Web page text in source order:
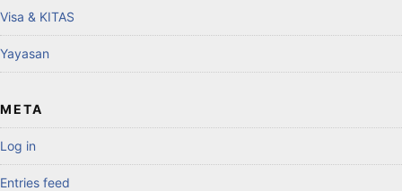
Visa & KITAS
Yayasan
META
Log in
Entries feed